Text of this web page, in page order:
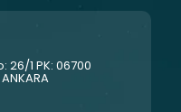
26/1 PK: 06700